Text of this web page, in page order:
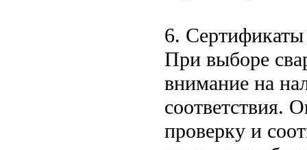
6.
При выборе
внимание на
соответствия.
проверку и